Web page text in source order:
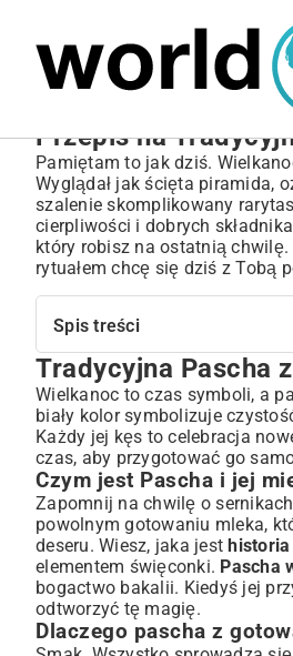
Przepis na
Pamiętam to jak dziś.
Wyglądał jak ścięta piramida,
szalenie skomplikowany
cierpliwości i dobrych
który robisz na ostatnią chwilę.
rytuałem chcę się dziś z Tobą
Spis treści
Tradycyjna Pascha z
Czym jest Pascha i jej miejsce
Dlaczego pascha z
Składniki Kluczem do
Wybór najlepszych produktów
Bakalie, aromaty i słodzidła
Przepis Krok po Kroku: Jak
Etap pierwszy: przygotowanie
Etap drugi: łączenie masy i
Etap trzeci: chłodzenie i
Porady Ekspertów: Sekrety
Jak uniknąć najczęstszych
Tradycyjna Pascha
Wielkanoc to czas symboli, a
biały kolor symbolizuje
Każdy jej kęs to celebracja
czas, aby przygotować go
Czym jest Pascha i jej
Zapomnij na chwilę o
powolnym gotowaniu mleka,
deseru. Wiesz, jaka jest
elementem święconki. Pascha
bogactwo bakalii. Kiedyś jej
odtworzyć tę magię.
Dlaczego pascha z